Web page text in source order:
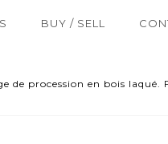
BUY / SELL
de procession en bois laqué.